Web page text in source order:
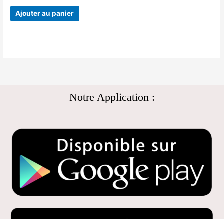
Ajouter au panier
Notre Application :